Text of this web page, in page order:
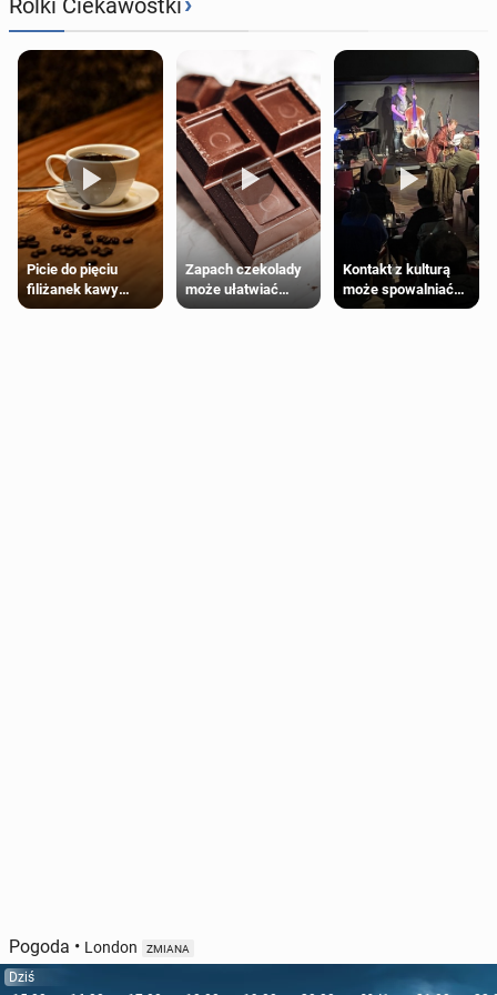
Picie do pięciu
filiżanek kawy
dziennie jest
Zapach czekolady
może ułatwiać
trening siłowy
Kontakt z kulturą
może spowalniać
starzenie
Pogoda • London ZMIANA
Dziś